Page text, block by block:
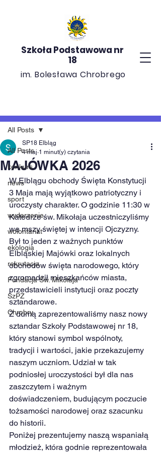
Szkoła Podstawowa nr
18
im. Bolesława Chrobrego
All Posts
konkurs
news
sport
wydarzenie
wolontariat
ekologia
rekrutacja
Fundacja Św. Mikołaja
SzPZ
Chrobry
All Posts
MAJÓWKA 2026
SP18 Elbląg
4 maj 1 minut(y) czytania
W Elblągu obchody Święta Konstytucji
3 Maja mają wyjątkowo patriotyczny i
uroczysty charakter. O godzinie 11:30 w
Katedrze św. Mikołaja uczestniczyliśmy
we mszy świętej w intencji Ojczyzny.
Był to jeden z ważnych punktów
Elbląskiej Majówki oraz lokalnych
obchodów święta narodowego, który
zgromadził mieszkańców miasta,
przedstawicieli instytucji oraz poczty
sztandarowe.
Z dumą zaprezentowaliśmy nasz nowy
sztandar Szkoły Podstawowej nr 18,
który stanowi symbol wspólnoty,
tradycji i wartości, jakie przekazujemy
naszym uczniom. Udział w tak
podniosłej uroczystości był dla nas
zaszczytem i ważnym
doświadczeniem, budującym poczucie
tożsamości narodowej oraz szacunku
do historii.
Poniżej prezentujemy naszą wspaniałą
młodzież, która godnie reprezentowała